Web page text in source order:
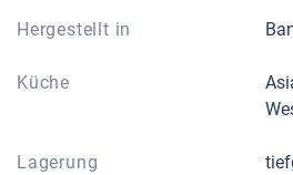
Hergestellt in
Küche
Lagerung